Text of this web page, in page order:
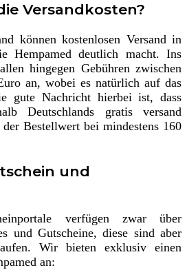
Versandkosten?
können kostenlosen Versand in
Hempamed deutlich macht. Ins
hingegen Gebühren zwischen
an, wobei es natürlich auf das
gute Nachricht hierbei ist, dass
Deutschlands gratis versand
Bestellwert bei mindestens 160
und
verfügen zwar über
und Gutscheine, diese sind aber
Wir bieten exklusiv einen
an: